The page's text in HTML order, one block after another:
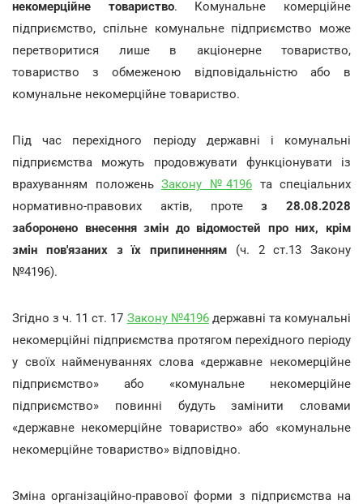
некомерційне товариство. Комунальне комерційне
підприємство, спільне комунальне підприємство може
перетворитися лише в акціонерне товариство,
товариство з обмеженою відповідальністю або в
комунальне некомерційне товариство.
Під час перехідного періоду державні і комунальні
підприємства можуть продовжувати функціонувати із
врахуванням положень Закону №4196 та спеціальних
нормативно-правових актів, протез 28.08.2028
заборонено внесення змін до відомостей про них, крім
змін пов'язаних з їх припиненням (ч. 2 ст.13 Закону
№4196).
Згідно з ч. 11 ст. 17 Закону №4196державні та комунальні
некомерційні підприємства протягом перехідного періоду
у своїх найменуваннях слова «державне некомерційне
підприємство» або «комунальне некомерційне
підприємство» повинні будуть замінити словами
«державне некомерційне товариство» або «комунальне
некомерційне товариство» відповідно.
Зміна організаційно-правової форми з підприємства на